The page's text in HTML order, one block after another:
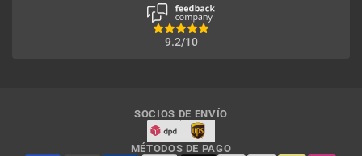
9.2/10
SOCIOS DE ENVÍO
MÉTODOS DE PAGO